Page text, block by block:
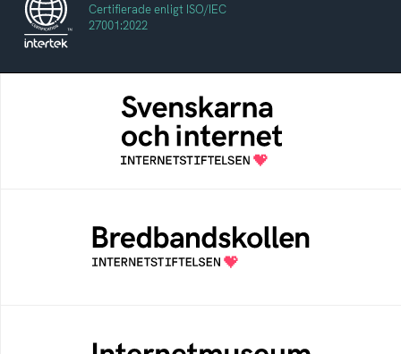
Certifierade enligt ISO/IEC
27001:2022
Svenskarna och internet
En årlig studie av svenska folkets
internetvanor
Bredbandskollen är ett oberoende
konsumentverktyg som drivs av
Internetstiftelsen